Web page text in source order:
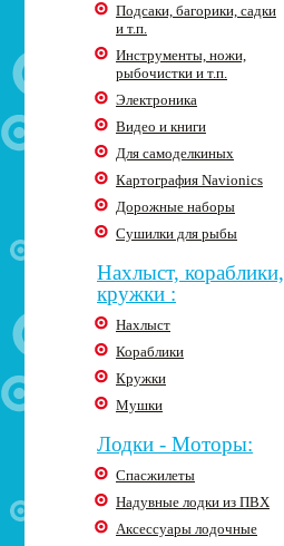
Подсаки, багорики, садки
и т.п.
Инструменты, ножи,
рыбочистки и т.п.
Электроника
Видео и книги
Для самоделкиных
Картография Navionics
Дорожные наборы
Сушилки для рыбы
Нахлыст, кораблики,
кружки :
Нахлыст
Кораблики
Кружки
Мушки
Лодки - Моторы:
Спасжилеты
Надувные лодки из ПВХ
Аксессуары лодочные